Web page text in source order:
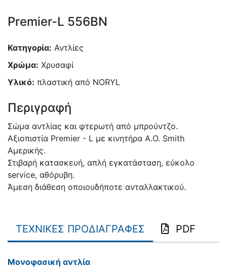
Premier-L 556BN
Κατηγορία: Αντλίες
Χρώμα: Χρυσαφί
Υλικό: πλαστική από NORYL
Περιγραφή
Σώμα αντλίας και φτερωτή από μπρούντζο.
Αξιοπιστία Premier - L με κινητήρα Α.Ο. Sm­ith
Αμερικής.
Στιβαρή κατασκευή, απλή εγκατάσταση, εύκολο
service, αθόρυβη.
Άμεση διάθεση οποιουδήποτε ανταλλακτικού.
ΤΕΧΝΙΚΕΣ ΠΡΟΔΙΑΓΡΑΦΕΣ PDF
Μονοφασική αντλία